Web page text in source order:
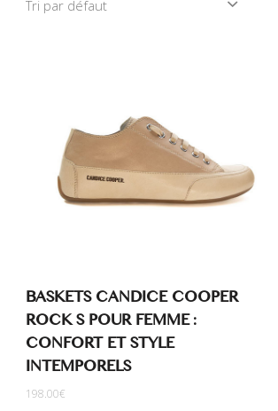
BASKETS CANDICE COOPER
ROCK S POUR FEMME :
CONFORT ET STYLE
INTEMPORELS
198.00€